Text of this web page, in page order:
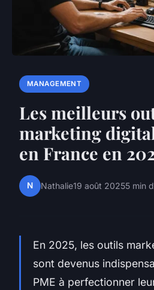
MANAGEMENT
Les meilleurs
marketing
en France en
N Nathalie19 août 20255 min
En 2025, les outils
sont devenus
PME à perfectionner